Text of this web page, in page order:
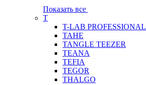
Показать все
T
T-LAB PROFESSIONAL
TAHE
TANGLE TEEZER
TEANA
TEFIA
TEGOR
THALGO